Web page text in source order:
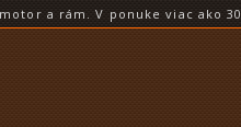
a rám. V ponuke viac ako